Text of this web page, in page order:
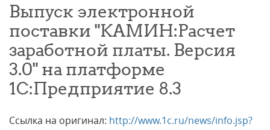
Выпуск электронной
поставки "КАМИН:Расчет
заработной платы. Версия
3.0" на платформе
1С:Предприятие 8.3
Ссылка на оригинал: http://www.1c.ru/news/info.jsp?